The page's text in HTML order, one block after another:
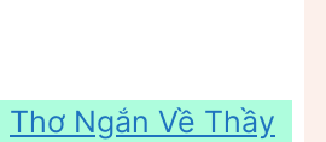
Thơ Ngắn Về Thầy